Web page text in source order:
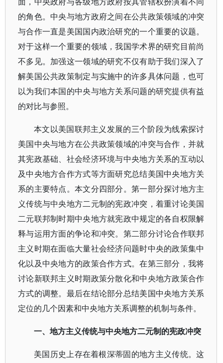
的角色。中央与地方政府之间在公共政策领域的冲突
与合作一直是美国国内政治研究的一个重要的议题。
对于这样一个重要的领域，我国学术界的研究目前尚
不多见。加强这一领域的研究不仅有助于我们深入了
解美国公共政策制定与实施中的许多具体问题，也可
以为我们本国的中央与地方关系问题的研究提供有益
的对比与参照。
本文以美国联邦主义发展的三个阶段为线索探讨
美国中央与地方在公共政策领域的冲突与合作，并就
其宪政基础、社会经济环境与中央地方关系的互动以
及中央地方合作方式等方面研究总结美国中央地方关
系的主要特点。本文分四部分。第一部分探讨地方主
义传统与中央地方二元制的宪政冲突，着重讨论美国
二元联邦制时期中央地方就宪政中规定的各自权限解
释与运用方面的争论和冲突。第二部分讨论合作联邦
主义时期在面临大量社会经济问题时中央的政策集中
化以及中央地方的政策合作方式。在第三部分，我将
讨论新联邦主义时期政策分散化和中央地方政策合作
方式的调整。最后在结论部分总结美国中央地方关系
定位的几个因素和中央地方关系调整的机制与条件。
一、地方主义传统与中央地方二元制的宪政冲突
美国历史上存在着根深蒂固的地方主义传统。这